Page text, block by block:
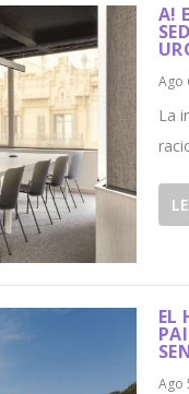
A!
Ago
La
EL
Ago